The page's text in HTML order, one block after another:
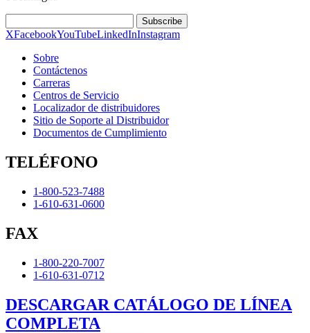
Subscribe
XFacebookYouTubeLinkedInInstagram
Sobre
Contáctenos
Carreras
Centros de Servicio
Localizador de distribuidores
Sitio de Soporte al Distribuidor
Documentos de Cumplimiento
TELÉFONO
1-800-523-7488
1-610-631-0600
FAX
1-800-220-7007
1-610-631-0712
DESCARGAR CATÁLOGO DE LÍNEA
COMPLETA